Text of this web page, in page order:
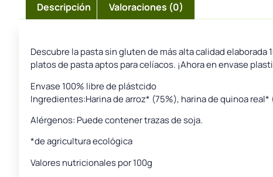
Descripción Valoraciones (0)
Descubre la pasta sin gluten de más alta calidad
platos de pasta aptos para celíacos. ¡Ahora en envase
Envase 100% libre de plástcido
Ingredientes:Harina de arroz* (75%), harina de quinoa real*
Alérgenos: Puede contener trazas de soja.
*de agricultura ecológica
Valores nutricionales por 100g